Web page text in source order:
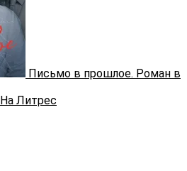
Письмо в прошлое. Роман в
На Литрес